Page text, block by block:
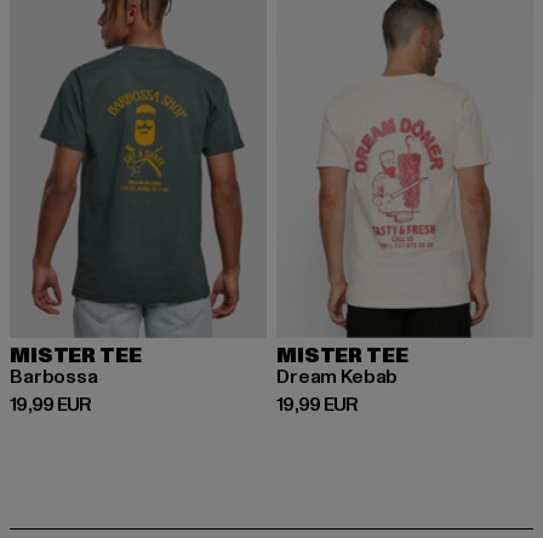
MISTER TEE
Barbossa
19,99 EUR
Derzeitiger Preis: 19,99 EUR
MISTER TEE
Dream Kebab
19,99 EUR
Derzeitiger Preis: 19,99 EUR